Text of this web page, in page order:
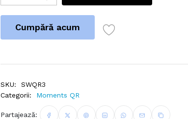
Cumpără acum
SKU:
SWQR3
Categorii:
Moments QR
Partajează: